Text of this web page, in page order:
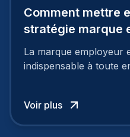
Comment mettre
stratégie marque
Découvrez les 7
La marque employeur
indispensable à toute
employeur solide et
travail, pour qu’il soit
Voir plus